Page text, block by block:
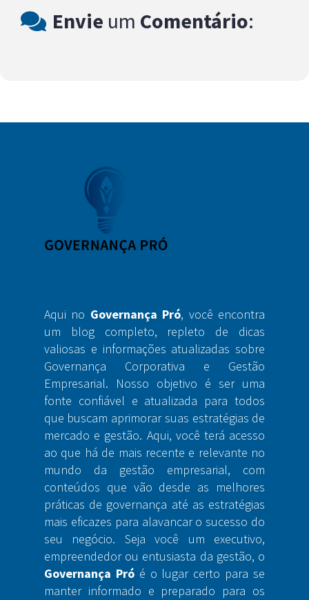
Envie um Comentário:
Aqui no Governança Pró, você encontra
um blog completo, repleto de dicas
valiosas e informações atualizadas sobre
Governança Corporativa e Gestão
Empresarial. Nosso objetivo é ser uma
fonte confiável e atualizada para todos
que buscam aprimorar suas estratégias de
mercado e gestão. Aqui, você terá acesso
ao que há de mais recente e relevante no
mundo da gestão empresarial, com
conteúdos que vão desde as melhores
práticas de governança até as estratégias
mais eficazes para alavancar o sucesso do
seu negócio. Seja você um executivo,
empreendedor ou entusiasta da gestão, o
Governança Próé o lugar certo para se
manter informado e preparado para os